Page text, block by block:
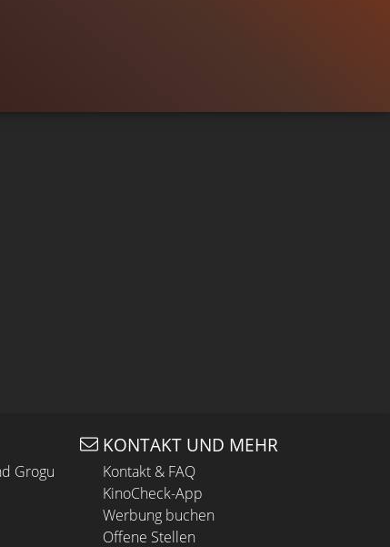
Grogu
KONTAKT UND MEHR
Kontakt & FAQ
KinoCheck-App
Werbung buchen
Offene Stellen